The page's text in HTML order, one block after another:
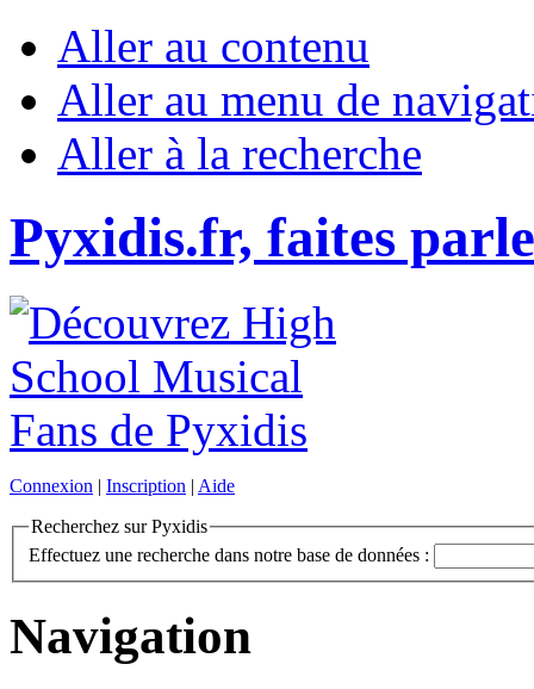
Aller au contenu
Aller au menu de
Aller à la recherche
Pyxidis.fr, faites
Connexion | Inscription | Aide
Recherchez sur Pyxidis
Effectuez une recherche dans notre base de données :
Navigation